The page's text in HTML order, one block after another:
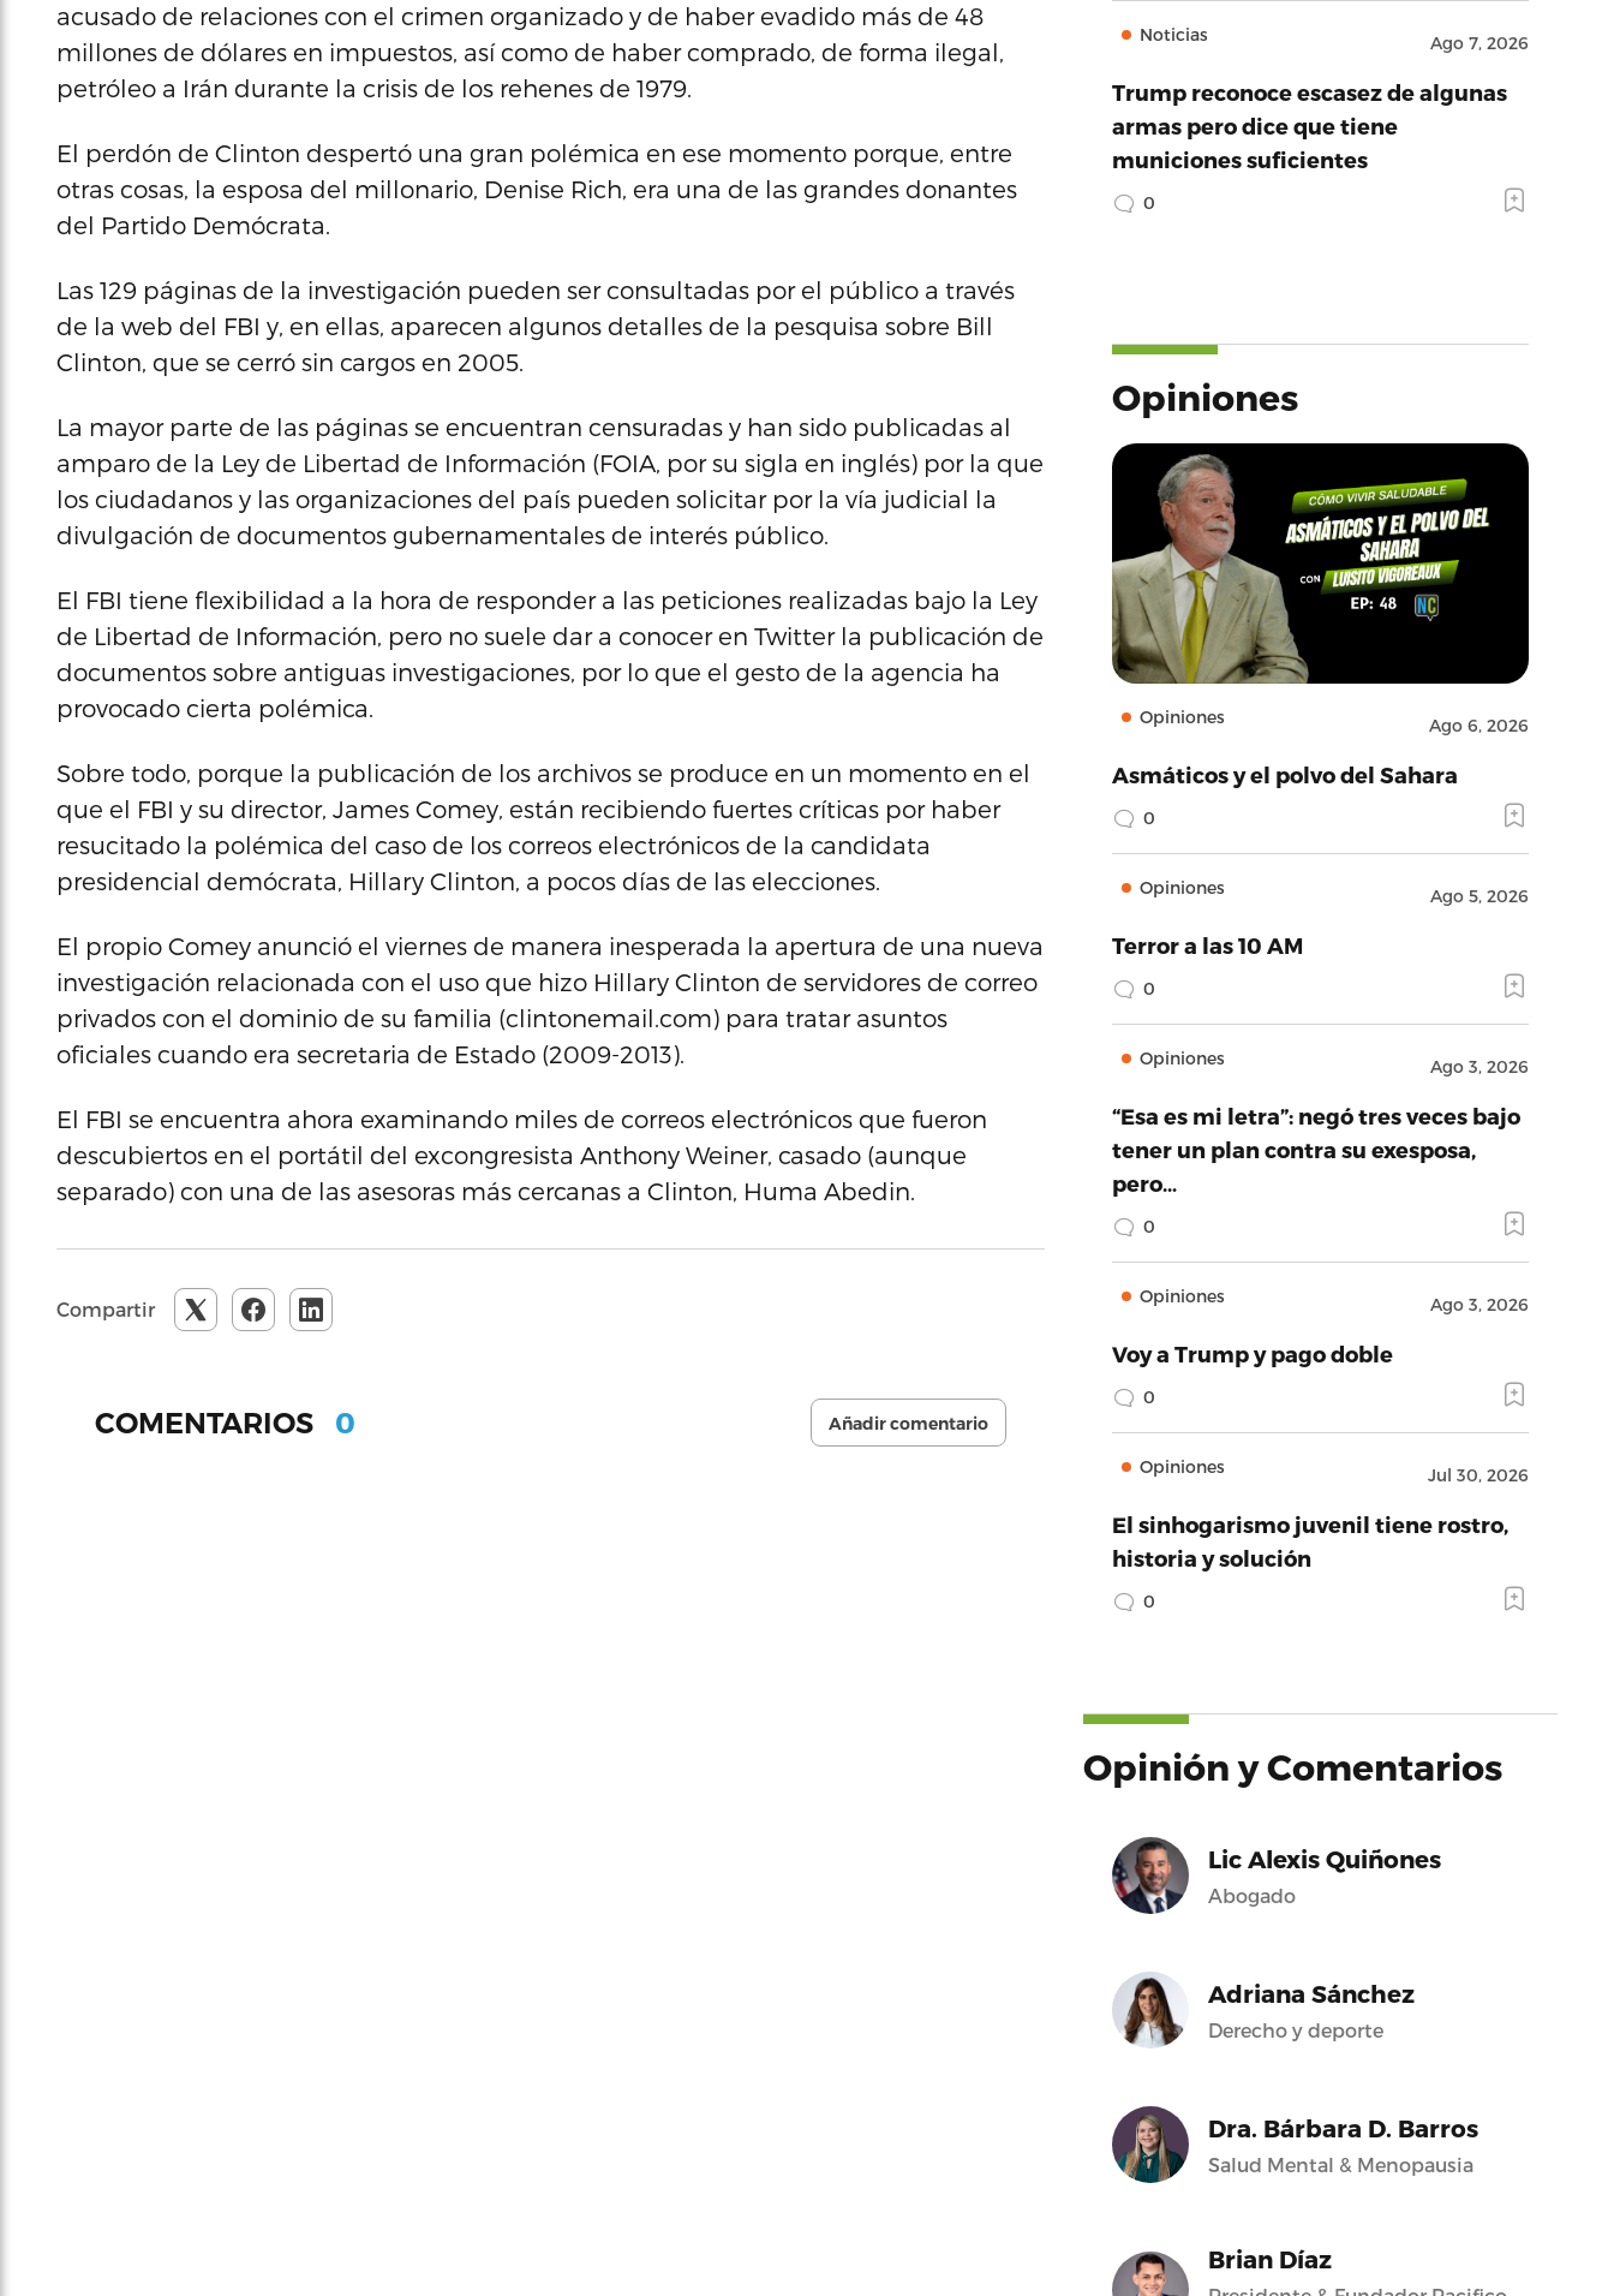
acusado de relaciones con el crimen organizado y de haber evadido más de 48
millones de dólares en impuestos, así como de haber comprado, de forma ilegal,
petróleo a Irán durante la crisis de los rehenes de 1979.
El perdón de Clinton despertó una gran polémica en ese momento porque, entre
otras cosas, la esposa del millonario, Denise Rich, era una de las grandes donantes
del Partido Demócrata.
Las 129 páginas de la investigación pueden ser consultadas por el público a través
de la web del FBI y, en ellas, aparecen algunos detalles de la pesquisa sobre Bill
Clinton, que se cerró sin cargos en 2005.
La mayor parte de las páginas se encuentran censuradas y han sido publicadas al
amparo de la Ley de Libertad de Información (FOIA, por su sigla en inglés) por la que
los ciudadanos y las organizaciones del país pueden solicitar por la vía judicial la
divulgación de documentos gubernamentales de interés público.
El FBI tiene flexibilidad a la hora de responder a las peticiones realizadas bajo la Ley
de Libertad de Información, pero no suele dar a conocer en Twitter la publicación de
documentos sobre antiguas investigaciones, por lo que el gesto de la agencia ha
provocado cierta polémica.
Sobre todo, porque la publicación de los archivos se produce en un momento en el
que el FBI y su director, James Comey, están recibiendo fuertes críticas por haber
resucitado la polémica del caso de los correos electrónicos de la candidata
presidencial demócrata, Hillary Clinton, a pocos días de las elecciones.
El propio Comey anunció el viernes de manera inesperada la apertura de una nueva
investigación relacionada con el uso que hizo Hillary Clinton de servidores de correo
privados con el dominio de su familia (clintonemail.com) para tratar asuntos
oficiales cuando era secretaria de Estado (2009-2013).
El FBI se encuentra ahora examinando miles de correos electrónicos que fueron
descubiertos en el portátil del excongresista Anthony Weiner, casado (aunque
separado) con una de las asesoras más cercanas a Clinton, Huma Abedin.
Compartir
COMENTARIOS 0 Añadir comentario
Noticias Ago 7, 2026
Trump reconoce escasez de algunas
armas pero dice que tiene
municiones suficientes
0
Opiniones
Opiniones Ago 6, 2026
Asmáticos y el polvo del Sahara
0
Opiniones Ago 5, 2026
Terror a las 10 AM
0
Opiniones Ago 3, 2026
“Esa es mi letra”: negó tres veces bajo
tener un plan contra su exesposa,
pero…
0
Opiniones Ago 3, 2026
Voy a Trump y pago doble
0
Opiniones Jul 30, 2026
El sinhogarismo juvenil tiene rostro,
historia y solución
0
Opinión y Comentarios
Lic Alexis Quiñones
Abogado
Adriana Sánchez
Derecho y deporte
Dra. Bárbara D. Barros
Salud Mental & Menopausia
Brian Díaz